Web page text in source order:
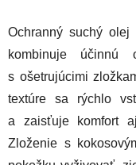
Ochranný suchý
kombinuje účinnú
s ošetrujúcimi
textúre sa rýchlo
a zaisťuje komfort
Zloženie s